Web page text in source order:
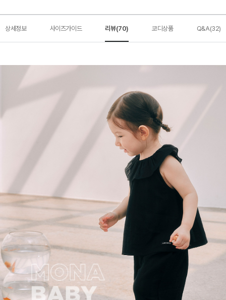
상세정보 사이즈가이드 리뷰(70) 코디상품 Q&A(32)